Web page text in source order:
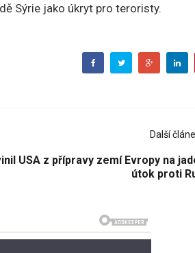
Sýrie jako úkryt pro teroristy.
Další
USA z přípravy zemí Evropy na
útok proti